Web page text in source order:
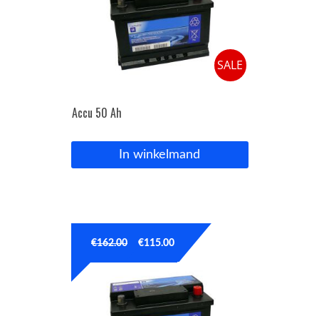
Bedrijfswagen parts
Inloggen / Registreren
SALE
Accu 50 Ah
In winkelmand
€162.00 €115.00